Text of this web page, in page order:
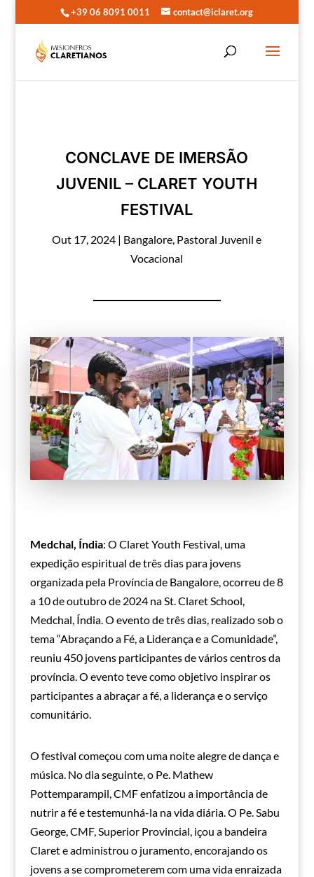
+39 06 8091 0011 contact@iclaret.org
CONCLAVE DE IMERSÃO
JUVENIL – CLARET YOUTH
FESTIVAL
Out 17, 2024 | Bangalore, Pastoral Juvenil e
Vocacional
Medchal, Índia: O Claret Youth Festival, uma
expedição espiritual de três dias para jovens
organizada pela Província de Bangalore, ocorreu de 8
a 10 de outubro de 2024 na St. Claret School,
Medchal, Índia. O evento de três dias, realizado sob o
tema “Abraçando a Fé, a Liderança e a Comunidade”,
reuniu 450 jovens participantes de vários centros da
província. O evento teve como objetivo inspirar os
participantes a abraçar a fé, a liderança e o serviço
comunitário.
O festival começou com uma noite alegre de dança e
música. No dia seguinte, o Pe. Mathew
Pottemparampil, CMF enfatizou a importância de
nutrir a fé e testemunhá-la na vida diária. O Pe. Sabu
George, CMF, Superior Provincial, içou a bandeira
Claret e administrou o juramento, encorajando os
jovens a se comprometerem com uma vida enraizada